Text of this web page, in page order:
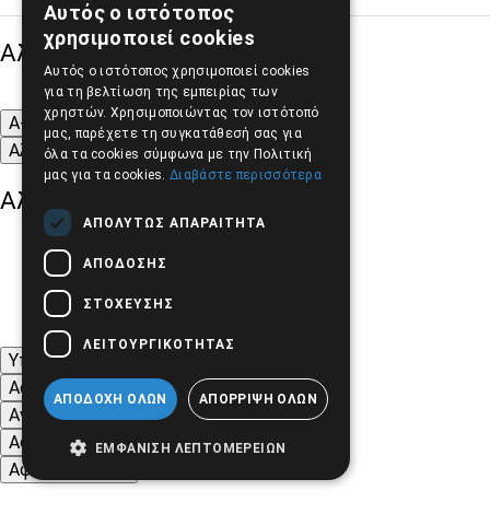
Αλλαγή Μεγέθους
A- A+
A
Αλλαγή Γραμματοσειράς
Αλλαγή Χρώματος
Υπογράμμιση συνδέσμων
Ασπρόμαυρες Εικόνες
Αντίθεση Χρωμάτων και Εικόνων
Αφαίρεση κινούμενων εικόνων
Αφαίρεση Στυλ
Αυτός ο ιστότοπος
χρησιμοποιεί cookies
Αυτός ο ιστότοπος χρησιμοποιεί cookies
για τη βελτίωση της εμπειρίας των
χρηστών. Χρησιμοποιώντας τον ιστότοπό
μας, παρέχετε τη συγκατάθεσή σας για
όλα τα cookies σύμφωνα με την Πολιτική
μας για τα cookies. Διαβάστε περισσότερα
ΑΠΟΛΎΤΩΣ ΑΠΑΡΑΊΤΗΤΑ
ΑΠΌΔΟΣΗΣ
ΣΤΌΧΕΥΣΗΣ
ΛΕΙΤΟΥΡΓΙΚΌΤΗΤΑΣ
ΑΠΟΔΟΧΉ ΌΛΩΝ ΑΠΌΡΡΙΨΗ ΌΛΩΝ
ΕΜΦΆΝΙΣΗ ΛΕΠΤΟΜΕΡΕΙΏΝ